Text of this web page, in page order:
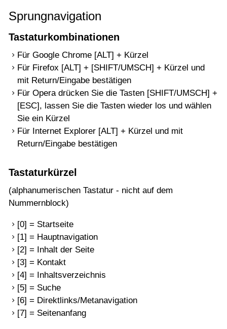
Sprungnavigation
Tastaturkombinationen
Für Google Chrome [ALT] + Kürzel
Für Firefox [ALT] + [SHIFT/UMSCH] + Kürzel und
mit Return/Eingabe bestätigen
Für Opera drücken Sie die Tasten [SHIFT/UMSCH] +
[ESC], lassen Sie die Tasten wieder los und wählen
Sie ein Kürzel
Für Internet Explorer [ALT] + Kürzel und mit
Return/Eingabe bestätigen
Tastaturkürzel
(alphanumerischen Tastatur - nicht auf dem
Nummernblock)
[0] = Startseite
[1] = Hauptnavigation
[2] = Inhalt der Seite
[3] = Kontakt
[4] = Inhaltsverzeichnis
[5] = Suche
[6] = Direktlinks/Metanavigation
[7] = Seitenanfang